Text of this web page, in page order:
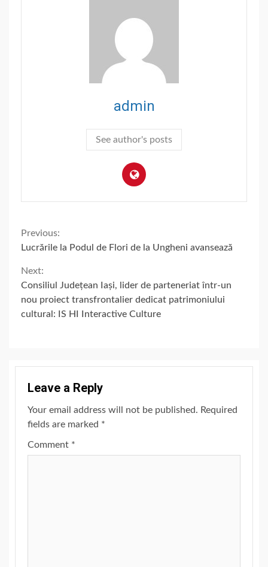
admin
See author's posts
Continue
Reading
Previous:
Lucrările la Podul de Flori de la Ungheni avansează
Next:
Consiliul Județean Iași, lider de parteneriat într-un
nou proiect transfrontalier dedicat patrimoniului
cultural: IS HI Interactive Culture
Leave a Reply
Your email address will not be published. Required
fields are marked *
Comment *